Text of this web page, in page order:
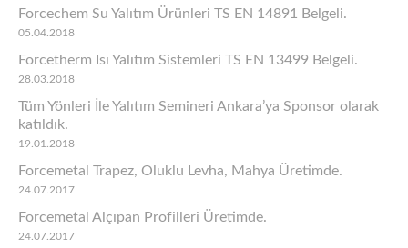
Forcechem Su Yalıtım Ürünleri TS EN 14891 Belgeli.
05.04.2018
Forcetherm Isı Yalıtım Sistemleri TS EN 13499 Belgeli.
28.03.2018
Tüm Yönleri İle Yalıtım Semineri Ankara’ya Sponsor olarak
katıldık.
19.01.2018
Forcemetal Trapez, Oluklu Levha, Mahya Üretimde.
24.07.2017
Forcemetal Alçıpan Profilleri Üretimde.
24.07.2017